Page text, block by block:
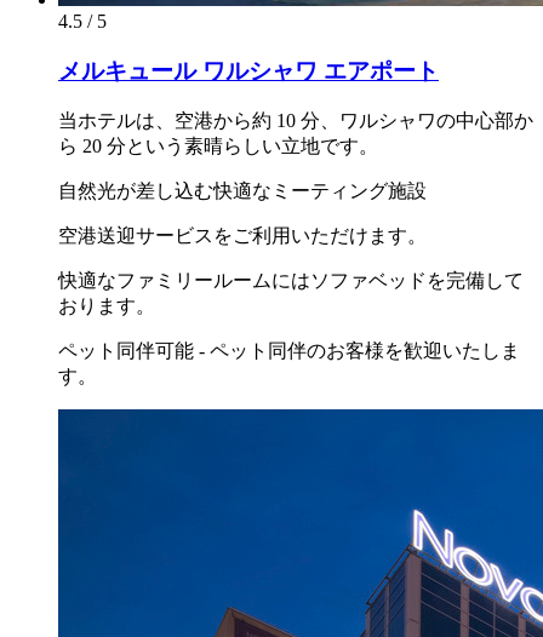
4.5 / 5
メルキュール ワルシャワ エアポート
当ホテルは、空港から約 10 分、ワルシャワの中心部か
ら 20 分という素晴らしい立地です。
自然光が差し込む快適なミーティング施設
空港送迎サービスをご利用いただけます。
快適なファミリールームにはソファベッドを完備して
おります。
ペット同伴可能 - ペット同伴のお客様を歓迎いたしま
す。